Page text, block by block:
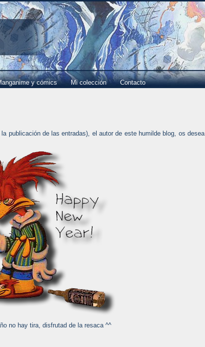
y cómics Mi colección Contacto
publicación de las entradas), el autor de este humilde blog, os desea
no hay tira, disfrutad de la resaca ^^